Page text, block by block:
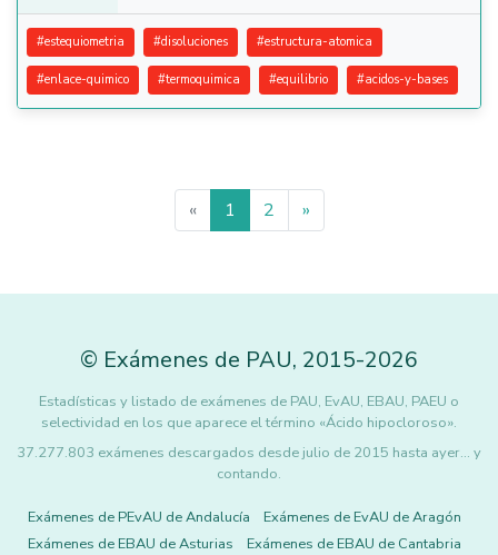
#estequiometria #disoluciones #estructura-atomica
#enlace-quimico #termoquimica #equilibrio #acidos-y-bases
« 1 2 »
© Exámenes de PAU, 2015-2026
Estadísticas y listado de exámenes de PAU, EvAU, EBAU, PAEU o
selectividad en los que aparece el término «Ácido hipocloroso».
37.277.803 exámenes descargados desde julio de 2015 hasta ayer... y
contando.
Exámenes de PEvAU de Andalucía
Exámenes de EvAU de Aragón
Exámenes de EBAU de Asturias
Exámenes de EBAU de Cantabria